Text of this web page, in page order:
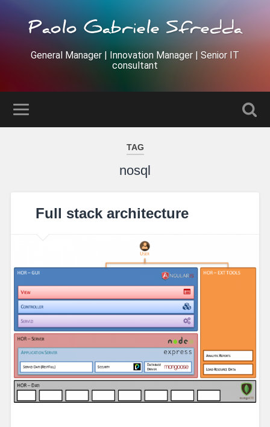
Paolo Gabriele Sfredda
General Manager | Innovation Manager | Senior IT
consultant
TAG
nosql
Full stack architecture